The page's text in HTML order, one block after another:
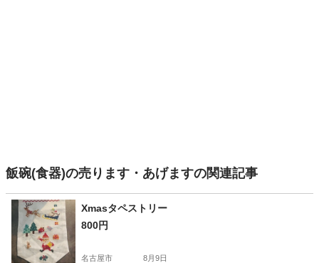
飯碗(食器)の売ります・あげますの関連記事
Xmasタペストリー
800円
名古屋市 8月9日